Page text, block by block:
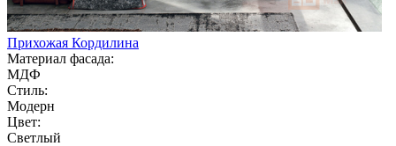
Прихожая Кордилина
Материал фасада:
МДФ
Стиль:
Модерн
Цвет:
Светлый